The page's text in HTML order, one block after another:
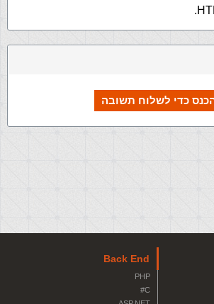
כדי לשלוח תשובה
Back End
PHP
C#